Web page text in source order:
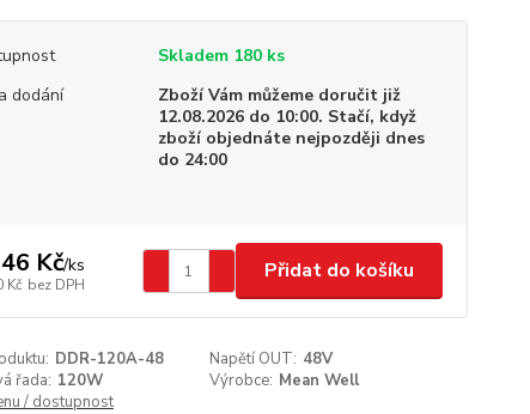
Skladem 180 ks
dodání
Zboží Vám můžeme doručit již
12.08.2026 do 10:00. Stačí, když
zboží objednáte nejpozději dnes
do 24:00
Kč/ks
Kč bez DPH
Přidat do košíku
DDR-120A-48 Napětí OUT: 48V
řada: 120W Výrobce: Mean Well
/ dostupnost